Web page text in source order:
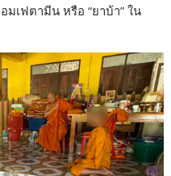
เฟตามีน หรือ “ยาบ้า” ใน